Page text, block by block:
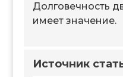
Долговечность
имеет значение.
Источник